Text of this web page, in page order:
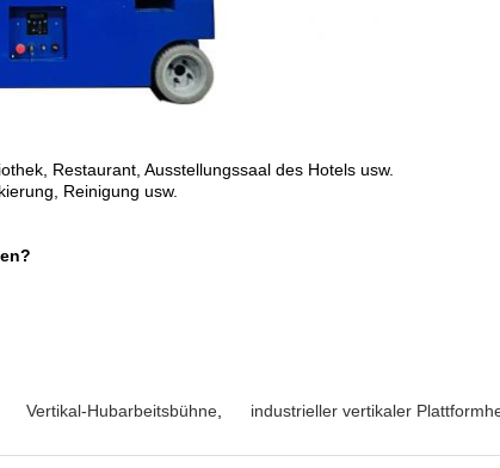
Restaurant, Ausstellungssaal des Hotels usw.
Reinigung usw.
Vertikal-Hubarbeitsbühne industrieller vertikaler